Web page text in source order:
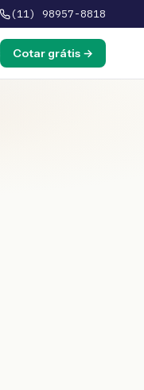
(11) 98957-8818
Cotar grátis →